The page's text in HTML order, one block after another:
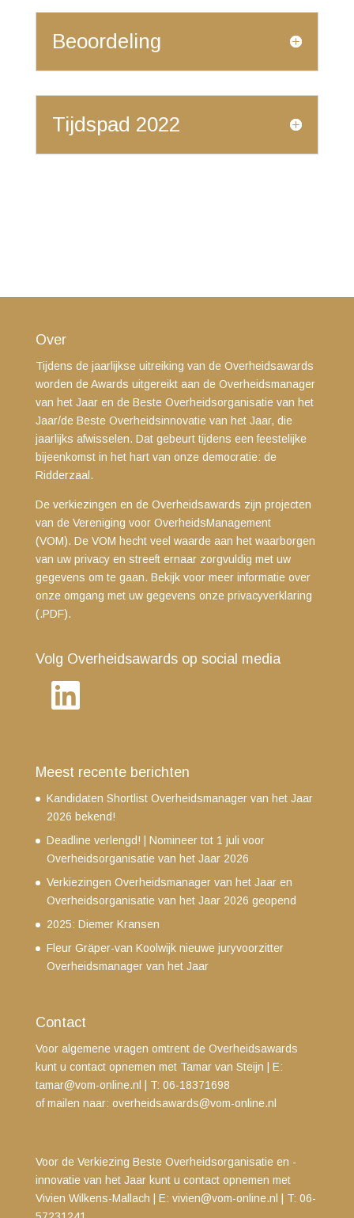
Beoordeling
Tijdspad 2022
Over
Tijdens de jaarlijkse uitreiking van de Overheidsawards
worden de Awards uitgereikt aan de Overheidsmanager
van het Jaar en de Beste Overheidsorganisatie van het
Jaar/de Beste Overheidsinnovatie van het Jaar, die
jaarlijks afwisselen. Dat gebeurt tijdens een feestelijke
bijeenkomst in het hart van onze democratie: de
Ridderzaal.
De verkiezingen en de Overheidsawards zijn projecten
van de Vereniging voor OverheidsManagement
(VOM). De VOM hecht veel waarde aan het waarborgen
van uw privacy en streeft ernaar zorgvuldig met uw
gegevens om te gaan. Bekijk voor meer informatie over
onze omgang met uw gegevens onze privacyverklaring
(.PDF).
Volg Overheidsawards op social media
LinkedIn
Meest recente berichten
Kandidaten Shortlist Overheidsmanager van het Jaar
2026 bekend!
Deadline verlengd! | Nomineer tot 1 juli voor
Overheidsorganisatie van het Jaar 2026
Verkiezingen Overheidsmanager van het Jaar en
Overheidsorganisatie van het Jaar 2026 geopend
2025: Diemer Kransen
Fleur Gräper-van Koolwijk nieuwe juryvoorzitter
Overheidsmanager van het Jaar
Contact
Voor algemene vragen omtrent de Overheidsawards
kunt u contact opnemen met Tamar van Steijn | E:
tamar@vom-online.nl
T: 06-18371698
of mailen naar: overheidsawards@vom-online.nl
Voor de Verkiezing Beste Overheidsorganisatie en -
innovatie van het Jaar kunt u contact opnemen met
Vivien Wilkens-Mallach | E: vivien@vom-online.nl
T: 06-